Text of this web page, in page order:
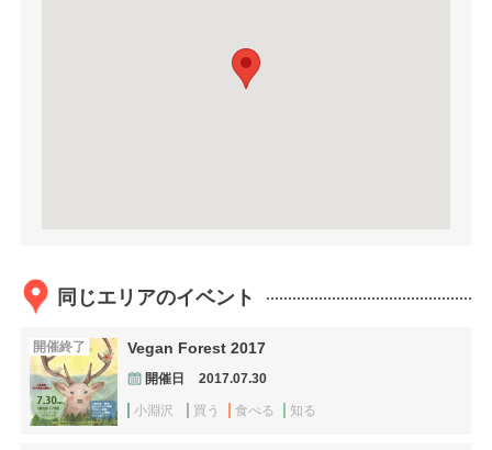
同じエリアのイベント
開催終了 Vegan Forest 2017
開催日 2017.07.30
小淵沢 買う 食べる 知る